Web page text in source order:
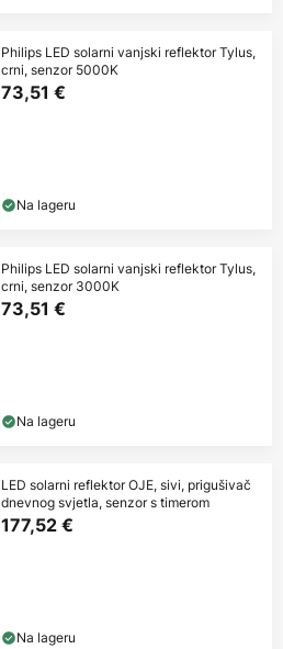
Philips LED solarni vanjski reflektor Tylus,
crni, senzor 5000K
73,51 €
Na lageru
Philips LED solarni vanjski reflektor Tylus,
crni, senzor 3000K
73,51 €
Na lageru
LED solarni reflektor OJE, sivi, prigušivač
dnevnog svjetla, senzor s timerom
177,52 €
Na lageru